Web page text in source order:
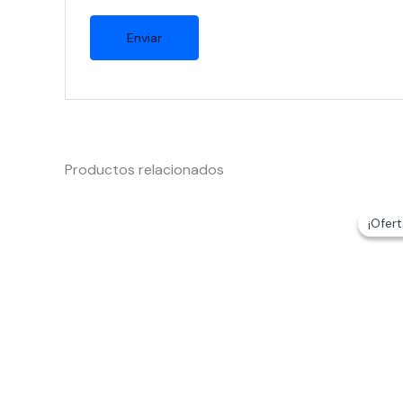
Productos relacionados